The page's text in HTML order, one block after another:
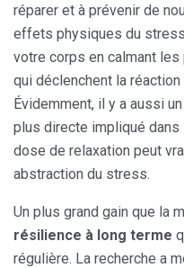
réparer et à prévenir de
effets physiques du
votre corps en calmant
qui déclenchent la
Évidemment, il y a aussi
plus directe impliqué
dose de relaxation peut
abstraction du stress.
Un plus grand gain que la
résilience à long terme
régulière. La recherche a